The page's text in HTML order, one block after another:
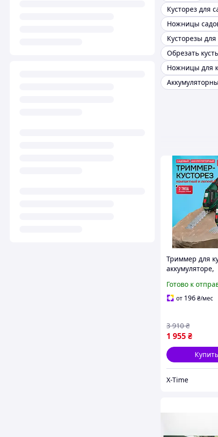
Кусторез для
Обрезать
Ножницы для
Триммер для
аккумуляторе,
Кусторезы
Готово к
от 196₴/мес
1 955₴
3 910 ₴
Купить
X-Time